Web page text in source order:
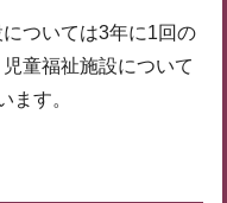
ついては3年に1回の
童福祉施設について
ます。